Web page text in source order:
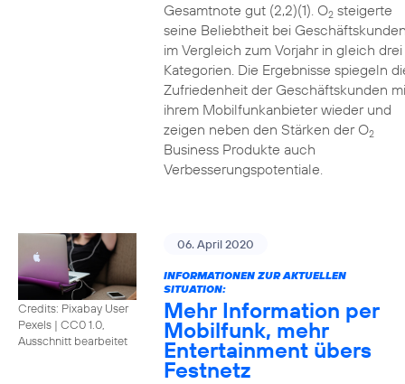
Gesamtnote gut (2,2)(1). O2steigerte
seine Beliebtheit bei
im Vergleich zum Vorjahr in gleich drei
Kategorien. Die Ergebnisse spiegeln
Zufriedenheit der Geschäftskunden
ihrem Mobilfunkanbieter wieder und
zeigen neben den Stärken der O2
Business Produkte auch
Verbesserungspotentiale.
Credits: Pixabay User
Pexels | CC0 1.0,
Ausschnitt bearbeitet
06. April 2020
INFORMATIONEN ZUR AKTUELLEN
SITUATION:
Mehr Information per
Mobilfunk, mehr
Entertainment übers
Festnetz